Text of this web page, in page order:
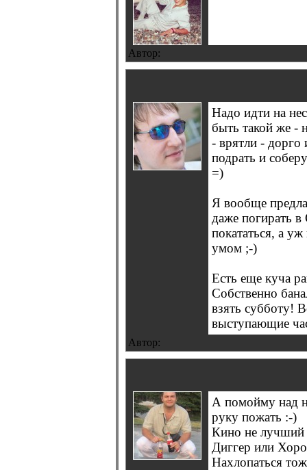
Автор:
Надо идти на
быть такой же -
- врятли - дорго
подрать и
=)
Я вообще
даже погирать
покататься, а
умом ;-)
Есть еще куча
Собственно
взять субботу!
выступающие
Автор:
А помойму над
руку пожать :-)
Кино не лучший
Диггер или
Нахлопаться